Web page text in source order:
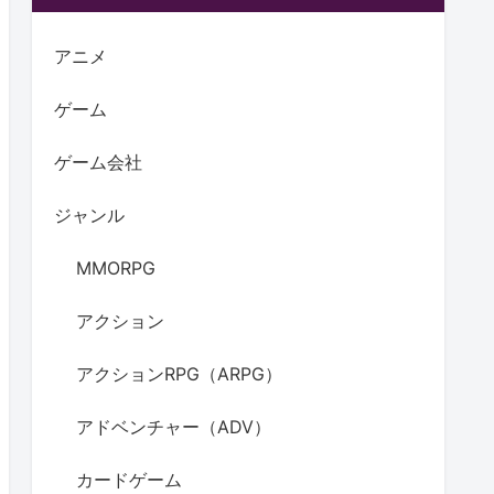
アニメ
ゲーム
ゲーム会社
ジャンル
MMORPG
アクション
アクションRPG（ARPG）
アドベンチャー（ADV）
カードゲーム